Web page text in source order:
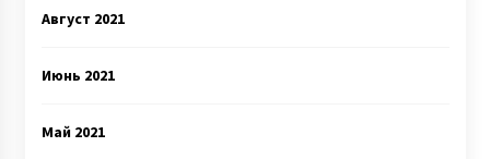
Август 2021
Июнь 2021
Май 2021